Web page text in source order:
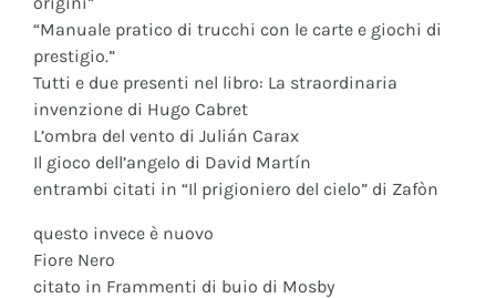
“Manuale pratico di trucchi con le carte e giochi di
prestigio.”
Tutti e due presenti nel libro: La straordinaria
invenzione di Hugo Cabret
L’ombra del vento di Julián Carax
Il gioco dell’angelo di David Martín
entrambi citati in “Il prigioniero del cielo” di Zafòn
questo invece è nuovo
Fiore Nero
citato in Frammenti di buio di Mosby